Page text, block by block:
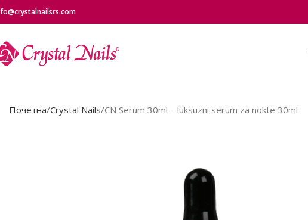
Почетна Crystal Nails CN Serum 30ml – luksuzni serum za nokte 30ml